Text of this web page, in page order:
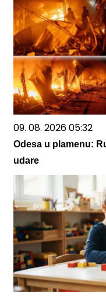
09. 08. 2026 05:32
Odesa u plamenu:
udare